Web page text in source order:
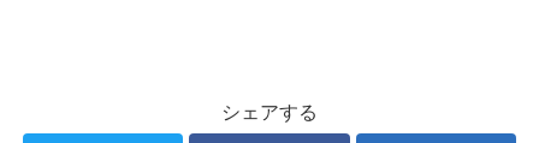
シェアする